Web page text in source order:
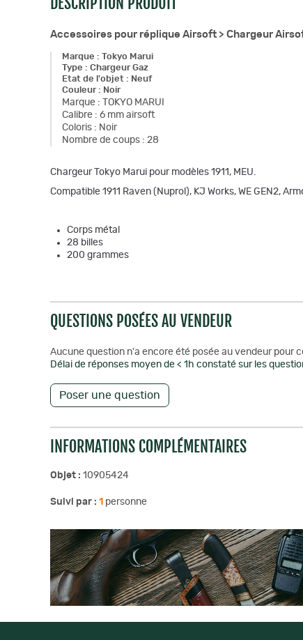
Accessoires pour réplique Airsoft > Chargeur
Marque : Tokyo Marui
Type : Chargeur Gaz
Etat de l'objet : Neuf
Couleur: Noir
Marque :
TOKYO MARUI
Calibre : 6 mm airsoft
Coloris : Noir
Nombre de coups : 28
Chargeur Tokyo Marui pour modèles 1911, MEU.
Compatible 1911 Raven (Nuprol), KJ Works, WE GEN2,
Corps métal
28 billes
200 grammes
QUESTIONS POSÉES AU VENDEUR
Aucune question n'a encore été posée au vendeur pour
Délai de réponses moyen de < 1h constaté sur les
Poser une question
INFORMATIONS COMPLÉMENTAIRES
Objet : 10905424
Suivi par : 1 personne